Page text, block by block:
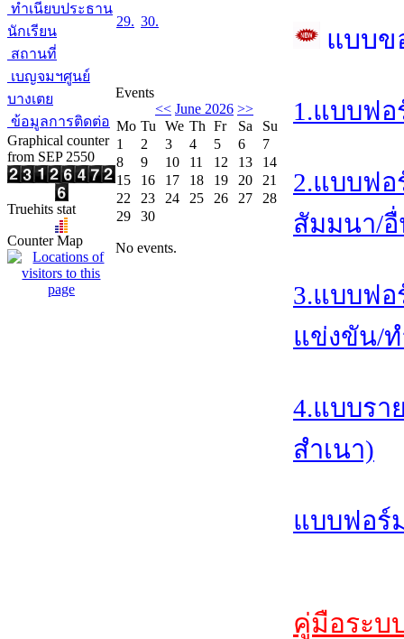
ทำเนียบประธาน
นักเรียน
สถานที่
เบญจมฯศูนย์
บางเตย
ข้อมูลการติดต่อ
Graphical counter
from SEP 2550
Truehits stat
Counter Map
29. 30.
Events
<< June 2026 >>
Mo Tu We Th Fr Sa
Su
1
2 3 4 5 6
7
8
9 10 11 12 13
14
15
16 17 18 19 20
21
22
23 24 25 26 27
28
29
30
No events.
แบบข
1.แบบฟ
2.แบบฟ
สัมมนา/
3.แบบฟอ
แข่งขัน/
4.แบบรา
สำเนา)
แบบฟอร์
คู่มือระบ